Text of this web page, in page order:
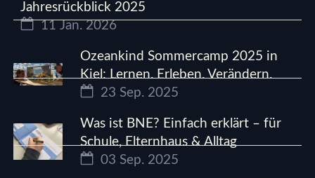
Jahresrückblick 2025
11 Jan. 2026
Ozeankind Sommercamp 2025 in
Kiel: Lernen. Erleben. Verändern.
23 Sep. 2025
Was ist BNE? Einfach erklärt – für
Schule, Elternhaus & Alltag
03 Sep. 2025